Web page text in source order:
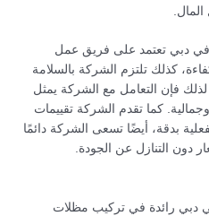
دبي تعتمد على فريق عمل
كذلك تلتزم الشركة بالسلامة
فإن التعامل مع الشركة يمثل
كما تقدم الشركة تقييمات
بدقة، أيضًا تسعى الشركة دائمًا
دون التنازل عن الجودة.
دبي رائدة في تركيب مظلات